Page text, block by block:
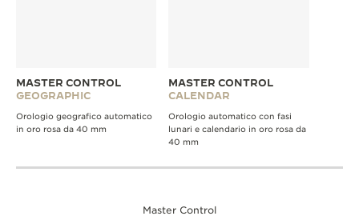
MASTER CONTROL
GEOGRAPHIC
Orologio geografico automatico
in oro rosa da 40 mm
MASTER CONTROL
CALENDAR
Orologio automatico con fasi
lunari e calendario in oro rosa da
40 mm
Master Control